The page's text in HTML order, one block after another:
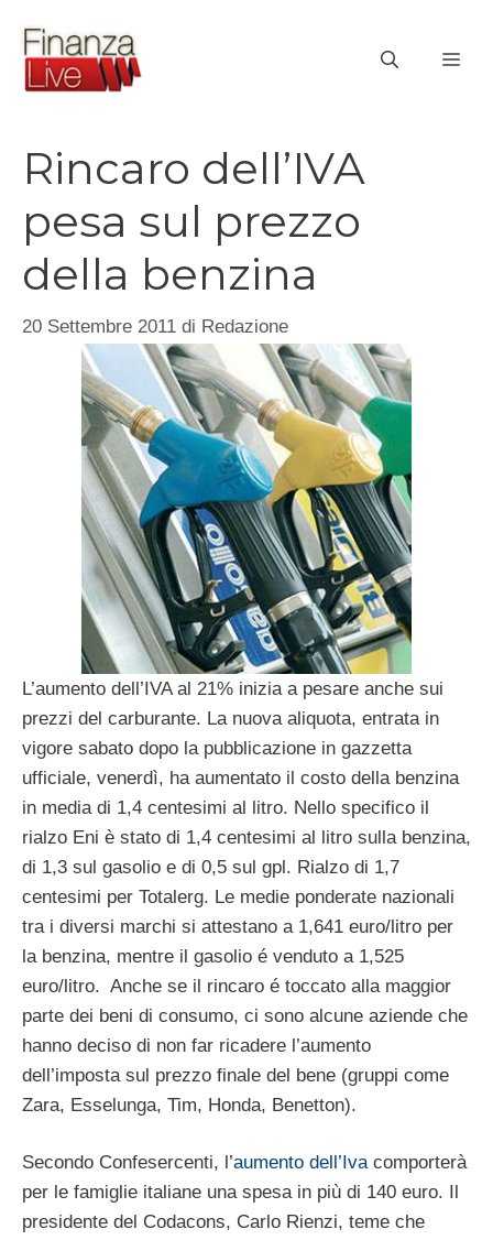
contenuto
Rincaro dell’IVA
pesa sul prezzo
della benzina
20 Settembre 2011 di Redazione
L’aumento dell’IVA al 21% inizia a pesare anche sui
prezzi del carburante. La nuova aliquota, entrata in
vigore sabato dopo la pubblicazione in gazzetta
ufficiale, venerdì, ha aumentato il costo della benzina
in media di 1,4 centesimi al litro. Nello specifico il
rialzo Eni è stato di 1,4 centesimi al litro sulla benzina,
di 1,3 sul gasolio e di 0,5 sul gpl. Rialzo di 1,7
centesimi per Totalerg. Le medie ponderate nazionali
tra i diversi marchi si attestano a 1,641 euro/litro per
la benzina, mentre il gasolio é venduto a 1,525
euro/litro. Anche se il rincaro é toccato alla maggior
parte dei beni di consumo, ci sono alcune aziende che
hanno deciso di non far ricadere l’aumento
dell’imposta sul prezzo finale del bene (gruppi come
Zara, Esselunga, Tim, Honda, Benetton).
Secondo Confesercenti, l’aumento dell’Ivacomporterà
per le famiglie italiane una spesa in più di 140 euro. Il
presidente del Codacons, Carlo Rienzi, teme che